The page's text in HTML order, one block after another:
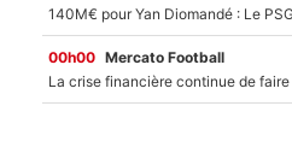
00h00 Mercato Football